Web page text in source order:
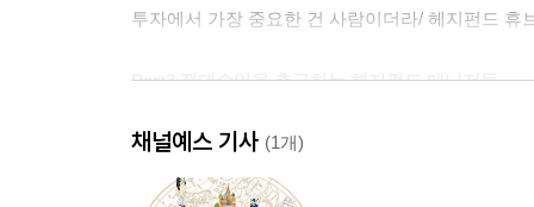
투자에서 가장 중요한 건 사람이더라/ 헤지펀드
Part3 절대수익을 추구하는 헤지펀드 매니저들
‘밸류트랩’에 빠지다/ 나는 틀리지 않았어/ 시장
월스트리트 워라밸에 대하여/ 내가 잃은 것과 얻
채널예스 기사 (1개)